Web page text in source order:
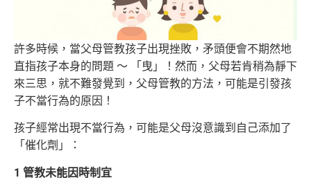
許多時候，當父母管教孩子出現挫敗，矛頭便會不期然地
直指孩子本身的問題 ～ 「曳」！然而，父母若肯稍為靜下
來三思，就不難發覺到，父母管教的方法，可能是引發孩
子不當行為的原因！
孩子經常出現不當行為，可能是父母沒意識到自己添加了
「催化劑」：
1 管教未能因時制宜